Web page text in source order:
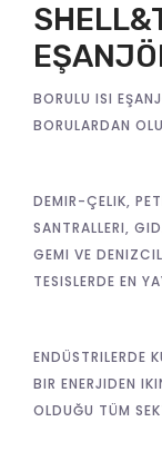
BORULU ISI
BORULARDAN
DEMIR-ÇELIK,
SANTRALLERI,
GEMI VE
TESISLERDE EN
ENDÜSTRILERDE
BIR ENERJIDEN
OLDUĞU TÜM